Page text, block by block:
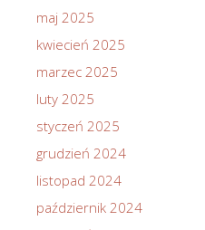
maj 2025
kwiecień 2025
marzec 2025
luty 2025
styczeń 2025
grudzień 2024
listopad 2024
październik 2024